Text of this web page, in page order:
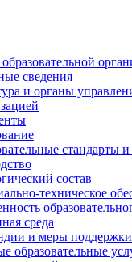
сведения
и органы
стандарты
состав
техническое
среда
и меры
образовательные